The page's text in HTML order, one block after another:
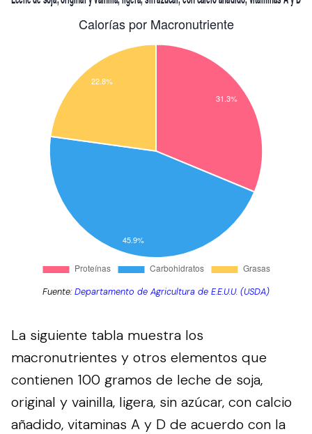
Fuente:Departamento de Agricultura de E.E.U.U. (USDA)
La siguiente tabla muestra los
macronutrientes y otros elementos que
contienen 100 gramos de leche de soja,
original y vainilla, ligera, sin azúcar, con calcio
añadido, vitaminas A y D de acuerdo con la